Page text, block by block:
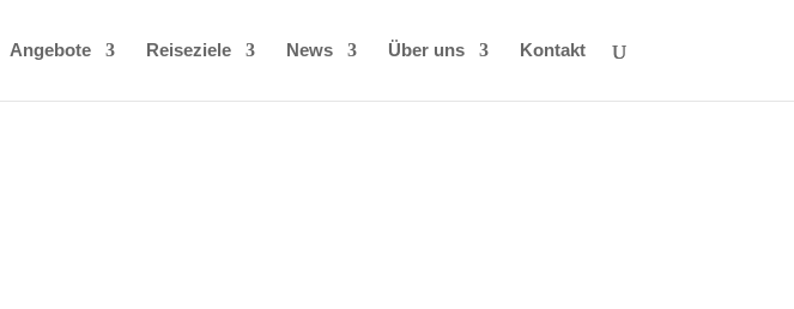
Angebote Reiseziele News Über uns Kontakt